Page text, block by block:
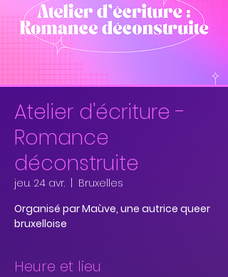
Atelier d'écriture -
Romance
déconstruite
jeu. 24 avr.
Bruxelles
Organisé par Maùve, une autrice queer
bruxelloise
Heure et lieu